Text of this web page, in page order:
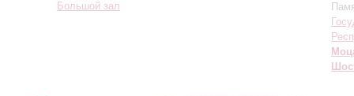
Большой зал